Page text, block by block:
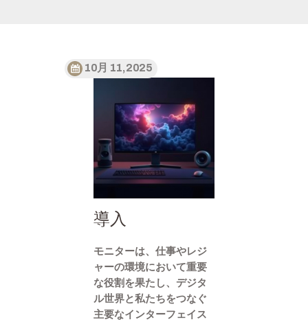
10月 11, 2025
導入
モニターは、仕事やレジ
ャーの環境において重要
な役割を果たし、デジタ
ル世界と私たちをつなぐ
主要なインターフェイス